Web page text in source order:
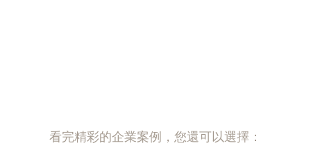
看完精彩的企業案例，您還可以選擇：